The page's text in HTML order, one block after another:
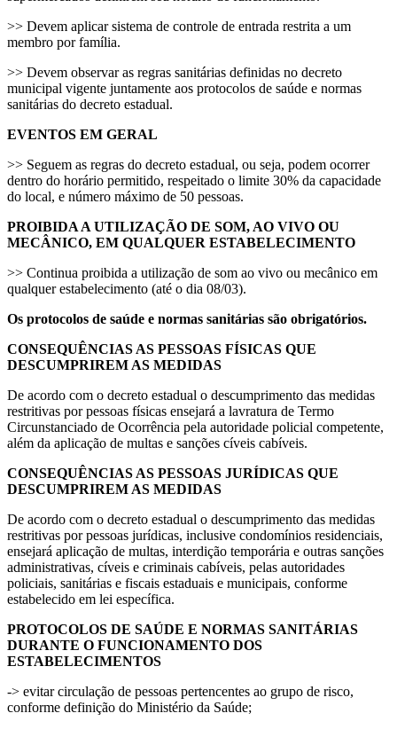
>> Devem aplicar sistema de controle de entrada restrita a um
membro por família.
>> Devem observar as regras sanitárias definidas no decreto
municipal vigente juntamente aos protocolos de saúde e normas
sanitárias do decreto estadual.
EVENTOS EM GERAL
>> Seguem as regras do decreto estadual, ou seja, podem ocorrer
dentro do horário permitido, respeitado o limite 30% da capacidade
do local, e número máximo de 50 pessoas.
PROIBIDA A UTILIZAÇÃO DE SOM, AO VIVO OU
MECÂNICO, EM QUALQUER ESTABELECIMENTO
>> Continua proibida a utilização de som ao vivo ou mecânico em
qualquer estabelecimento (até o dia 08/03).
Os protocolos de saúde e normas sanitárias são obrigatórios.
CONSEQUÊNCIAS AS PESSOAS FÍSICAS QUE
DESCUMPRIREM AS MEDIDAS
De acordo com o decreto estadual o descumprimento das medidas
restritivas por pessoas físicas ensejará a lavratura de Termo
Circunstanciado de Ocorrência pela autoridade policial competente,
além da aplicação de multas e sanções cíveis cabíveis.
CONSEQUÊNCIAS AS PESSOAS JURÍDICAS QUE
DESCUMPRIREM AS MEDIDAS
De acordo com o decreto estadual o descumprimento das medidas
restritivas por pessoas jurídicas, inclusive condomínios residenciais,
ensejará aplicação de multas, interdição temporária e outras sanções
administrativas, cíveis e criminais cabíveis, pelas autoridades
policiais, sanitárias e fiscais estaduais e municipais, conforme
estabelecido em lei específica.
PROTOCOLOS DE SAÚDE E NORMAS SANITÁRIAS
DURANTE O FUNCIONAMENTO DOS
ESTABELECIMENTOS
-> evitar circulação de pessoas pertencentes ao grupo de risco,
conforme definição do Ministério da Saúde;